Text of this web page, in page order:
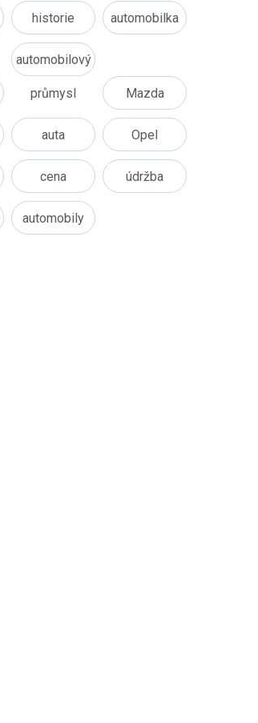
historie automobilka
automobilový
průmysl Mazda
auta Opel
cena údržba
automobily